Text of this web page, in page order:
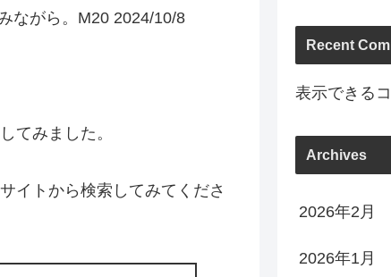
ながら。M20 2024/10/8
てみました。
イトから検索してみてくださ
Recent
表示できる
Archives
2026年2月
2026年1月